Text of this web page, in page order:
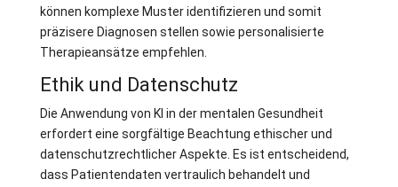
können komplexe Muster identifizieren und somit
präzisere Diagnosen stellen sowie personalisierte
Therapieansätze empfehlen.
Ethik und Datenschutz
Die Anwendung von KI in der mentalen Gesundheit
erfordert eine sorgfältige Beachtung ethischer und
datenschutzrechtlicher Aspekte. Es ist entscheidend,
dass Patientendaten vertraulich behandelt und